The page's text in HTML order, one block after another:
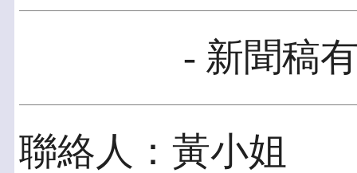
- 新聞稿
聯絡人：黃小姐